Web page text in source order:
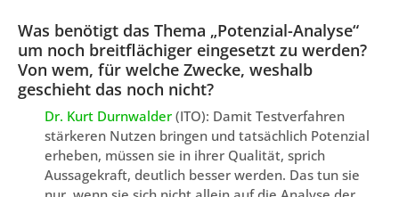
Was benötigt das Thema „Potenzial-Analyse“
um noch breitflächiger eingesetzt zu werden?
Von wem, für welche Zwecke, weshalb
geschieht das noch nicht?
Dr. Kurt Durnwalder (ITO): Damit Testverfahren
stärkeren Nutzen bringen und tatsächlich Potenzial
erheben, müssen sie in ihrer Qualität, sprich
Aussagekraft, deutlich besser werden. Das tun sie